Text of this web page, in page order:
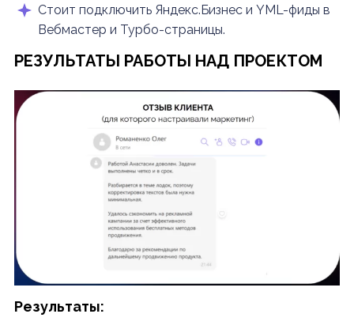
Стоит подключить Яндекс.Бизнес и YML-фиды в
Вебмастер и Турбо-страницы.
РЕЗУЛЬТАТЫ РАБОТЫ НАД ПРОЕКТОМ
Результаты: